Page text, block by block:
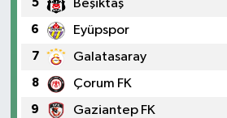
5 Beşiktaş
6 Eyüpspor
7 Galatasaray
8 Çorum FK
9 Gaziantep FK